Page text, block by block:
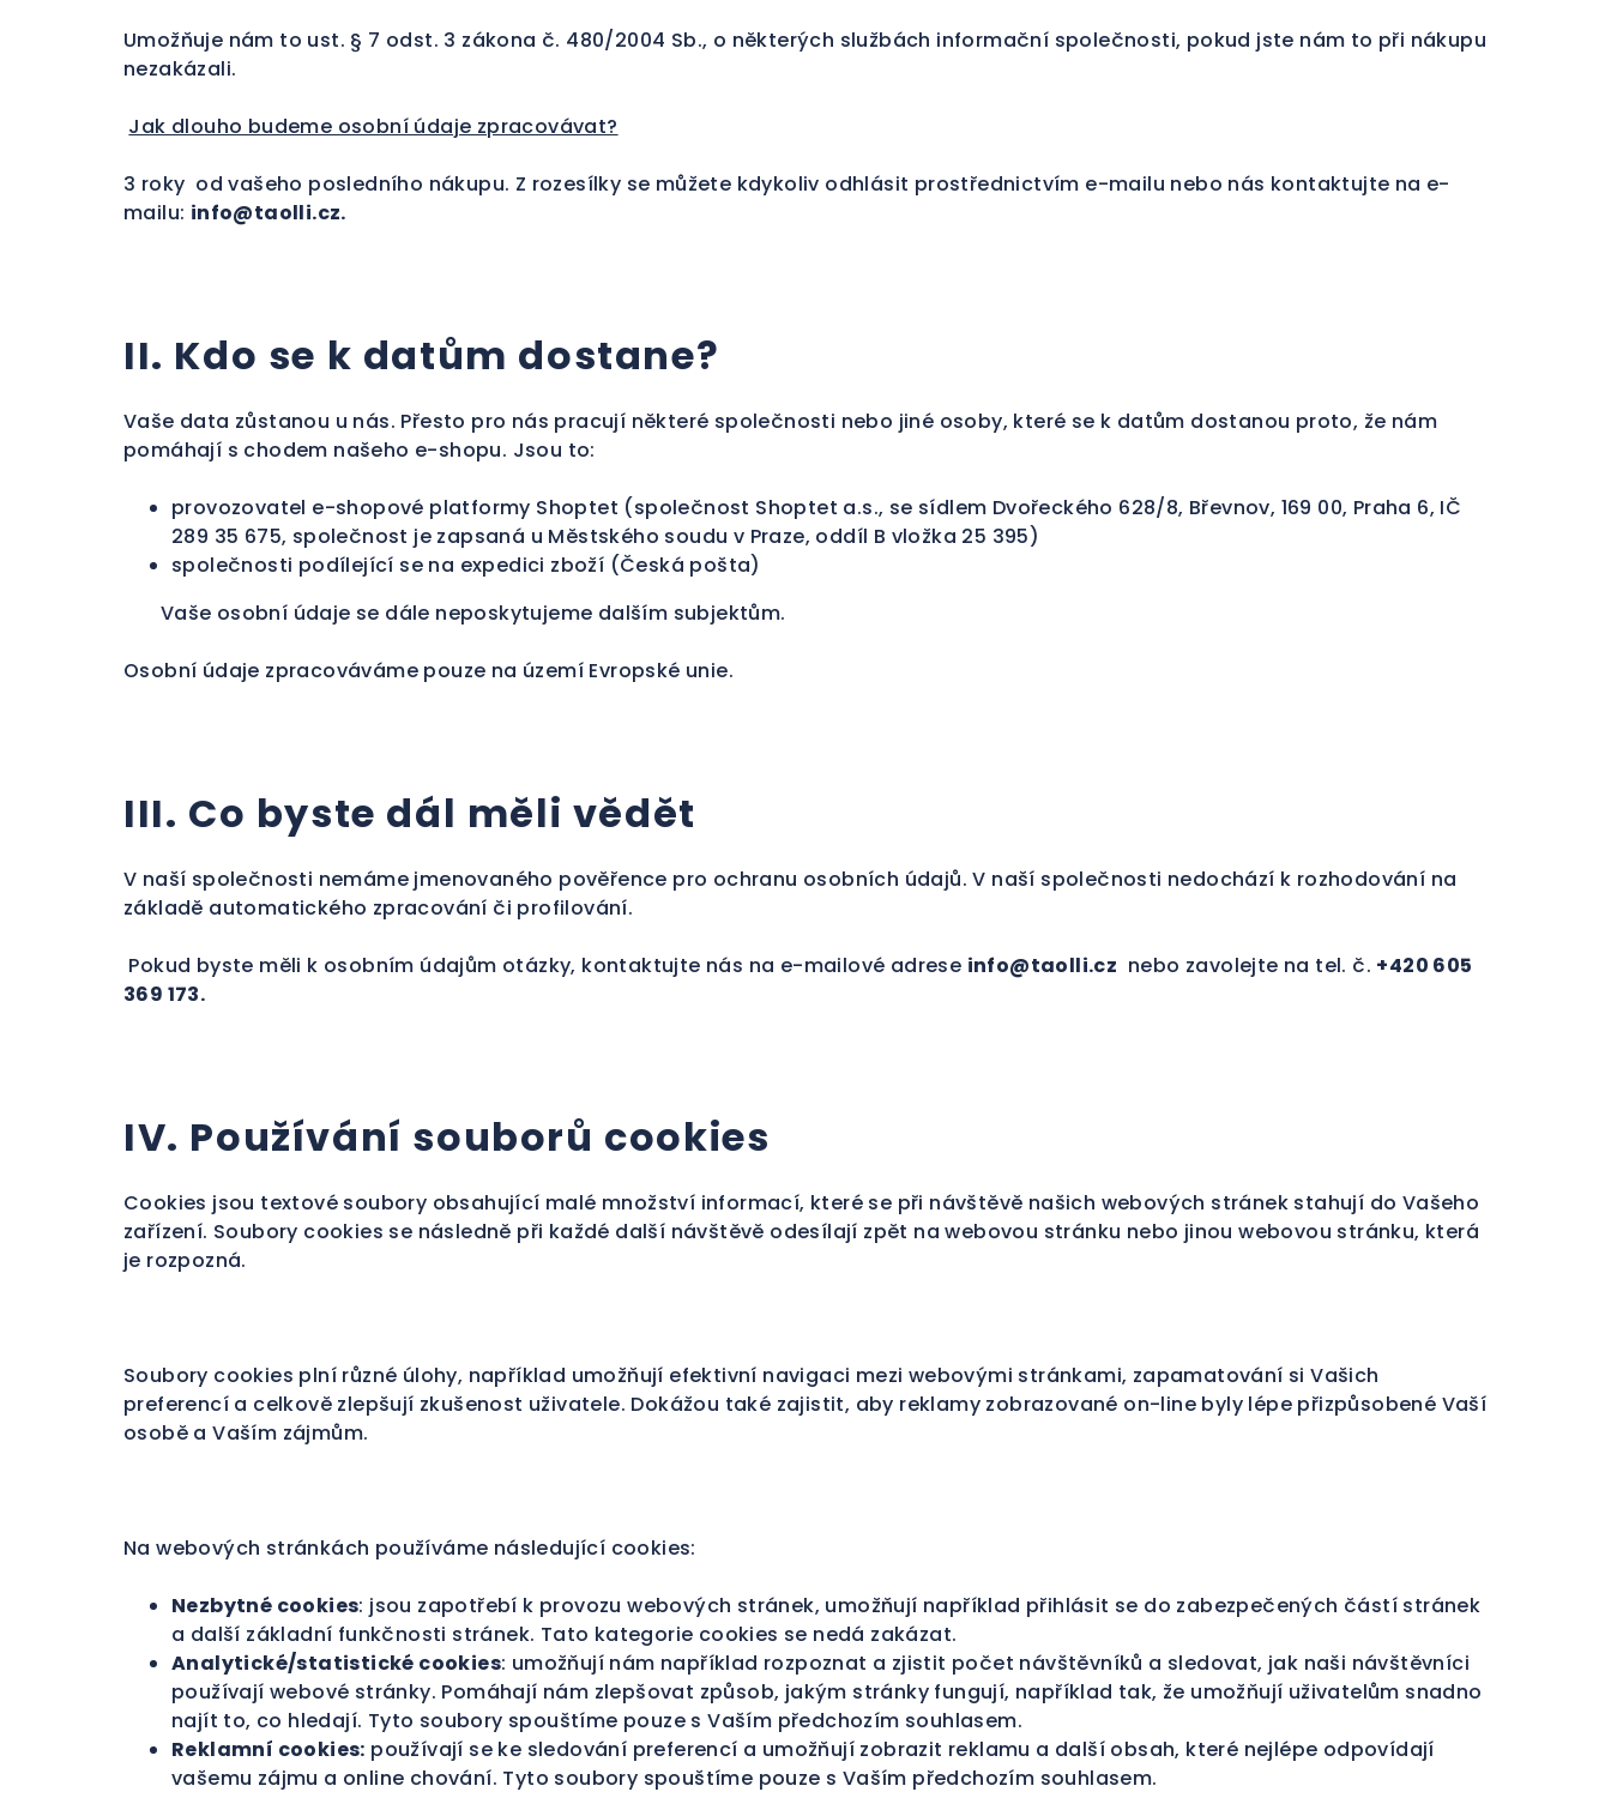
Umožňuje nám to ust. § 7 odst. 3 zákona č. 480/2004 Sb., o některých službách informační společnosti, pokud jste nám to při nákupu
nezakázali.
Jak dlouho budeme osobní údaje zpracovávat?
3 roky od vašeho posledního nákupu. Z rozesílky se můžete kdykoliv odhlásit prostřednictvím e-mailu nebo nás kontaktujte na e-
mailu: info@taolli.cz.
II. Kdo se k datům dostane?
Vaše data zůstanou u nás. Přesto pro nás pracují některé společnosti nebo jiné osoby, které se k datům dostanou proto, že nám
pomáhají s chodem našeho e-shopu. Jsou to:
provozovatel e-shopové platformy Shoptet (společnost Shoptet a.s., se sídlem Dvořeckého 628/8, Břevnov, 169 00, Praha 6, IČ
289 35 675, společnost je zapsaná u Městského soudu v Praze, oddíl B vložka 25 395)
společnosti podílející se na expedici zboží (Česká pošta)
Vaše osobní údaje se dále neposkytujeme dalším subjektům.
Osobní údaje zpracováváme pouze na území Evropské unie.
III. Co byste dál měli vědět
V naší společnosti nemáme jmenovaného pověřence pro ochranu osobních údajů. V naší společnosti nedochází k rozhodování na
základě automatického zpracování či profilování.
Pokud byste měli k osobním údajům otázky, kontaktujte nás na e-mailové adrese info@taolli.cz nebo zavolejte na tel. č. +420 605
369 173.
IV. Používání souborů cookies
Cookies jsou textové soubory obsahující malé množství informací, které se při návštěvě našich webových stránek stahují do Vašeho
zařízení. Soubory cookies se následně při každé další návštěvě odesílají zpět na webovou stránku nebo jinou webovou stránku, která
je rozpozná.
Soubory cookies plní různé úlohy, například umožňují efektivní navigaci mezi webovými stránkami, zapamatování si Vašich
preferencí a celkově zlepšují zkušenost uživatele. Dokážou také zajistit, aby reklamy zobrazované on-line byly lépe přizpůsobené Vaší
osobě a Vaším zájmům.
Na webových stránkách používáme následující cookies:
Nezbytné cookies: jsou zapotřebí k provozu webových stránek, umožňují například přihlásit se do zabezpečených částí stránek
a další základní funkčnosti stránek. Tato kategorie cookies se nedá zakázat.
Analytické/statistické cookies: umožňují nám například rozpoznat a zjistit počet návštěvníků a sledovat, jak naši návštěvníci
používají webové stránky. Pomáhají nám zlepšovat způsob, jakým stránky fungují, například tak, že umožňují uživatelům snadno
najít to, co hledají. Tyto soubory spouštíme pouze s Vaším předchozím souhlasem.
Reklamní cookies: používají se ke sledování preferencí a umožňují zobrazit reklamu a další obsah, které nejlépe odpovídají
vašemu zájmu a online chování. Tyto soubory spouštíme pouze s Vaším předchozím souhlasem.